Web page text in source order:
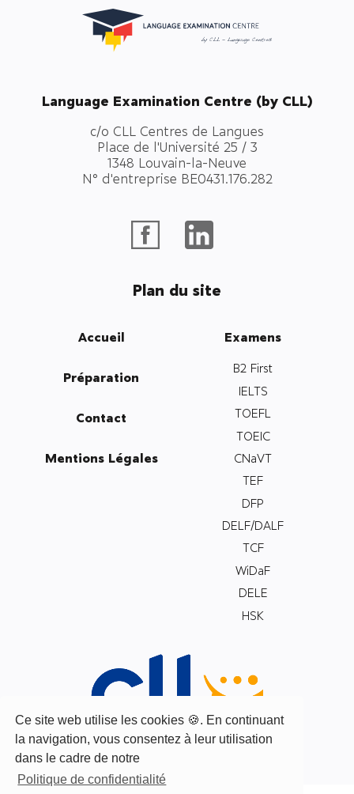
Ce site web utilise les cookies 🍪. En continuant
la navigation, vous consentez à leur utilisation
dans le cadre de notre
Politique de confidentialité
Language Examination Centre (by CLL)
c/o CLL Centres de Langues
Place de l'Université 25 / 3
1348 Louvain-la-Neuve
N° d'entreprise BE0431.176.282
Plan du site
Accueil
Préparation
Contact
Mentions Légales
Examens
B2 First
IELTS
TOEFL
TOEIC
CNaVT
TEF
DFP
DELF/DALF
TCF
WiDaF
DELE
HSK